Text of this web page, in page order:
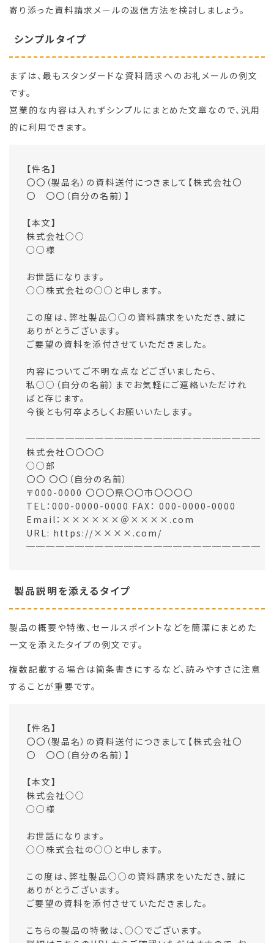
寄り添った資料請求メールの返信方法を検討しましょう。
シンプルタイプ
まずは、最もスタンダードな資料請求へのお礼メールの例文
です。
営業的な内容は入れずシンプルにまとめた文章なので、汎用
的に利用できます。
【件名】
〇〇（製品名）の資料送付につきまして【株式会社〇
〇 〇〇（自分の名前）】
【本文】
株式会社○○
○○様
お世話になります。
○○株式会社の○○と申します。
この度は、弊社製品○○の資料請求をいただき、誠に
ありがとうございます。
ご要望の資料を添付させていただきました。
内容についてご不明な点などございましたら、
私○○（自分の名前）までお気軽にご連絡いただけれ
ばと存じます。
今後とも何卒よろしくお願いいたします。
────────────────────────
株式会社〇〇〇〇
○○部
〇〇 〇〇（自分の名前）
〒000-0000 〇〇〇県〇〇市〇〇〇〇
TEL：000-0000-0000 FAX： 000-0000-0000
Email：××××××＠××××.com
URL: https://××××.com/
────────────────────────
製品説明を添えるタイプ
製品の概要や特徴、セールスポイントなどを簡潔にまとめた
一文を添えたタイプの例文です。
複数記載する場合は箇条書きにするなど、読みやすさに注意
することが重要です。
【件名】
〇〇（製品名）の資料送付につきまして【株式会社〇
〇 〇〇（自分の名前）】
【本文】
株式会社○○
○○様
お世話になります。
○○株式会社の○○と申します。
この度は、弊社製品○○の資料請求をいただき、誠に
ありがとうございます。
ご要望の資料を添付させていただきました。
こちらの製品の特徴は、○○でございます。